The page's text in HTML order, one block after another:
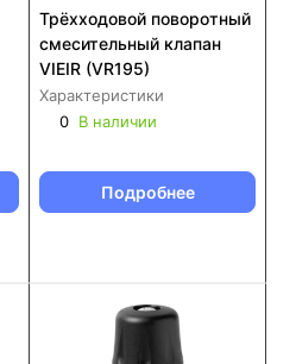
Трёхходовой поворотный
смесительный клапан
VIEIR (VR195)
Характеристики
0 В наличии
Подробнее